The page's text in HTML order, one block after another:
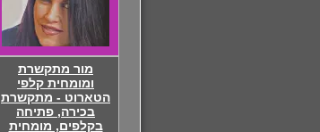
מור מתקשרת
ומומחית קלפי
הטארוט - מתקשרת
בכירה, פתיחה
בקלפים, מומחית